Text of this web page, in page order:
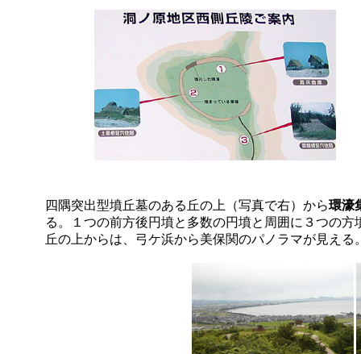
四隅突出型墳丘墓のある丘の上（写真で右）から環濠
る。１つの前方後円墳と多数の円墳と周囲に３つ
丘の上からは、弓ケ浜から美保関のパノラマが見え